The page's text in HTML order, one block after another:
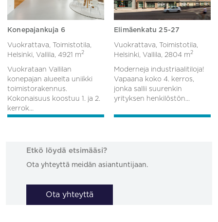
Konepajankuja 6
Vuokrattava, Toimistotila,
Helsinki, Vallila, 4921 m2
Vuokrataan Vallilan
konepajan alueelta uniikki
toimistorakennus.
Kokonaisuus koostuu 1. ja 2.
kerrok...
Elimäenkatu 25-27
Vuokrattava, Toimistotila,
Helsinki, Vallila, 2804 m2
Moderneja industriaalitiloja!
Vapaana koko 4. kerros,
jonka sallii suurenkin
yrityksen henkilöstön...
Etkö löydä etsimääsi?
Ota yhteyttä meidän asiantuntijaan.
Ota yhteyttä